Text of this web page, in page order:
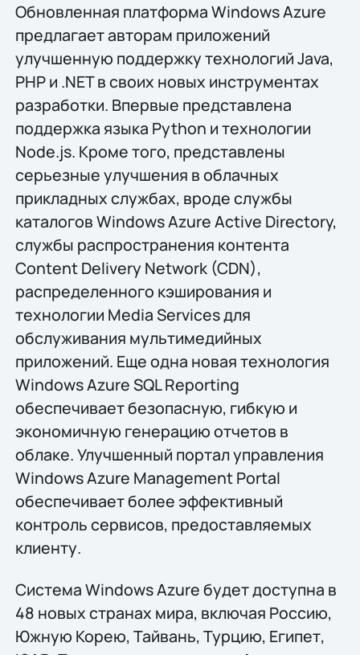
Обновленная платформа Windows Azure
предлагает авторам приложений
улучшенную поддержку технологий Java,
PHP и .NET в своих новых инструментах
разработки. Впервые представлена
поддержка языка Python и технологии
Node.js. Кроме того, представлены
серьезные улучшения в облачных
прикладных службах, вроде службы
каталогов Windows Azure Active Directory,
службы распространения контента
Content Delivery Network (CDN),
распределенного кэширования и
технологии Media Services для
обслуживания мультимедийных
приложений. Еще одна новая технология
Windows Azure SQL Reporting
обеспечивает безопасную, гибкую и
экономичную генерацию отчетов в
облаке. Улучшенный портал управления
Windows Azure Management Portal
обеспечивает более эффективный
контроль сервисов, предоставляемых
клиенту.
Система Windows Azure будет доступна в
48 новых странах мира, включая Россию,
Южную Корею, Тайвань, Турцию, Египет,